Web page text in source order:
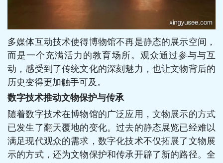
多媒体互动技术使得博物馆不再是静态的展示空间，
而是一个充满活力的教育场所。观众通过参与与互
动，感受到了传统文化的深刻魅力，也让文物背后的
历史变得更加触手可及。
数字技术推动文物保护与传承
随着数字技术在博物馆的广泛应用，文物展示的方式
已发生了翻天覆地的变化。过去的静态展览已经难以
满足现代观众的需求，数字化技术不仅拓展了文物展
示的方式，还为文物保护和传承开辟了新的路径。全